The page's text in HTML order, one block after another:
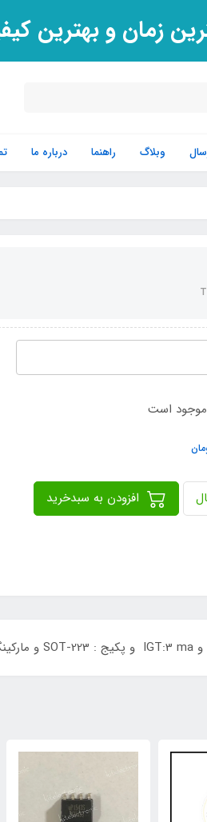
زمان و بهترین
وبلاگ راهنما درباره ما